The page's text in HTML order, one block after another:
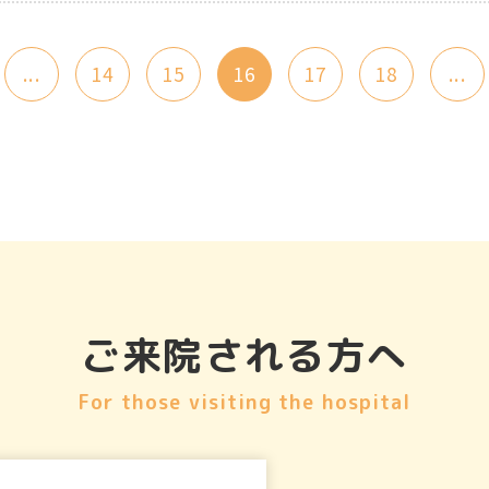
... 14 15 16 17 18 ...
ご来院される方へ
For those visiting the hospital